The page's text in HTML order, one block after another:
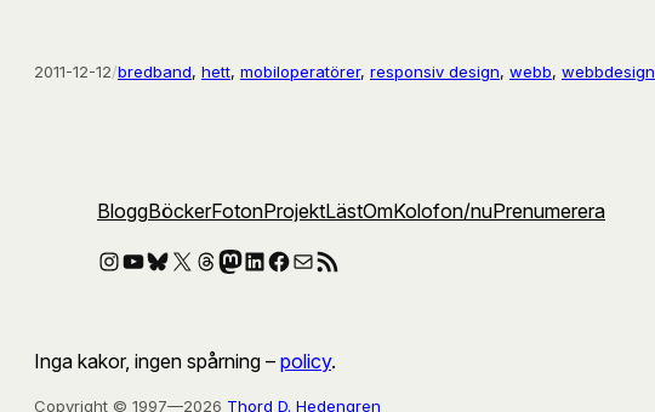
2011-12-12/bredband, hett, mobiloperatörer, responsiv design, webb, webbdesign
BloggBöckerFotonProjektLästOmKolofon/nuPrenumerera
Instagram
YouTube
Bluesky
X Threads
Mastodon
LinkedIn
Facebook
E-postRSS-flöde
Inga kakor, ingen spårning – policy.
Copyright © 1997—2026 Thord D. Hedengren